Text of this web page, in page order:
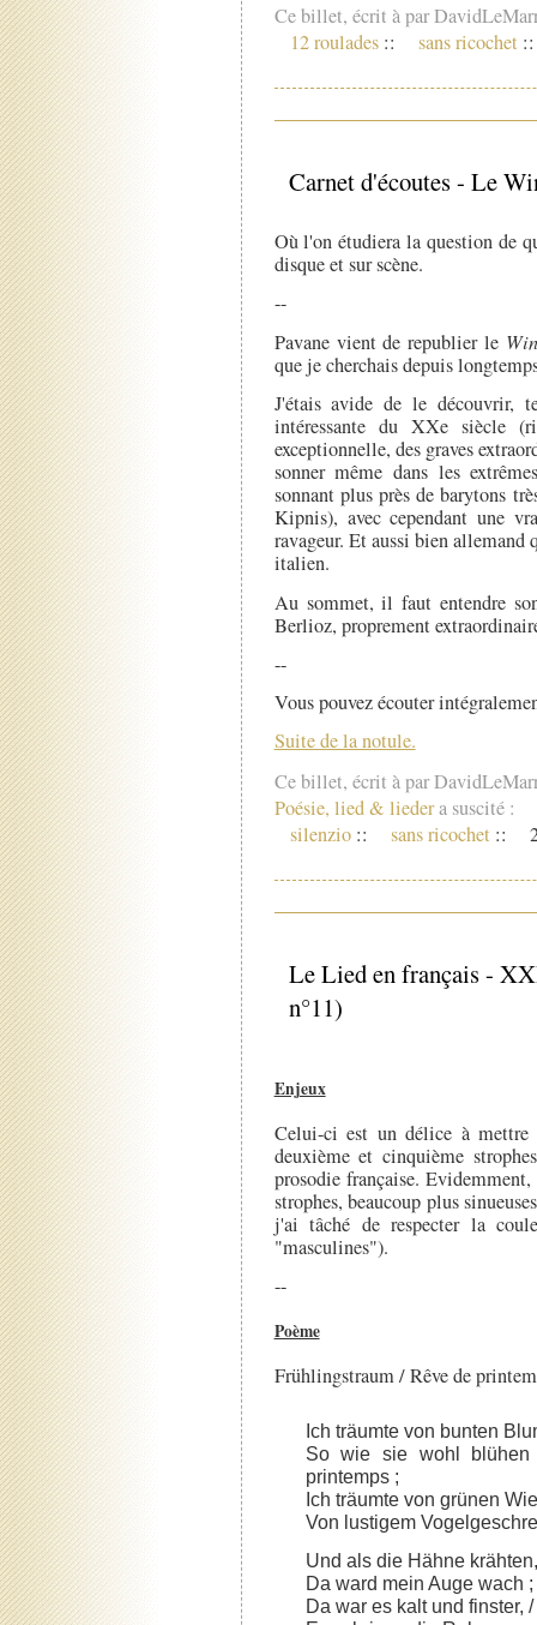
Ce billet, écrit à par
12 roulades :: sans ricochet ::
Carnet d'écoutes - Le
Où l'on étudiera la question de
disque et sur scène.
--
Pavane vient de republier le
que je cherchais depuis
J'étais avide de le découvrir,
intéressante du XXe siècle
exceptionnelle, des graves
sonner même dans les
sonnant plus près de barytons
Kipnis), avec cependant une
ravageur. Et aussi bien allemand
italien.
Au sommet, il faut entendre
Berlioz, proprement
--
Vous pouvez écouter
Suite de la notule.
Ce billet, écrit à par
Poésie, lied & liedera suscité :
silenzio :: sans ricochet ::
Le Lied en français -
n°11)
Enjeux
Celui-ci est un délice à mettre
deuxième et cinquième
prosodie française.
strophes, beaucoup plus
j'ai tâché de respecter la
"masculines").
--
Poème
Frühlingstraum / Rêve de
Ich träumte von bunten
So wie sie wohl
printemps ;
Ich träumte von grünen
Von lustigem
Und als die Hähne
Da ward mein Auge wach
Da war es kalt und finster,